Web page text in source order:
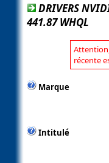
DRIVERS
441.87 WHQL
récente
Marque
Intitulé